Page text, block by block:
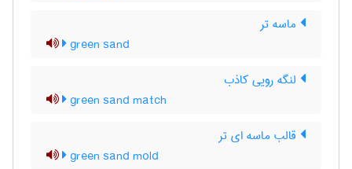
ماسه تر
green sand
لنگه رویی کاذب
green sand match
قالب ماسه ای تر
green sand mold